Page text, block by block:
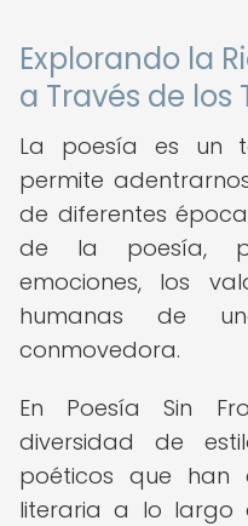
Explorando la
a Través de los
La poesía es un
permite
de diferentes
de la poesía,
emociones, los
humanas de
conmovedora.
En Poesía Sin
diversidad de
poéticos que han
literaria a lo largo